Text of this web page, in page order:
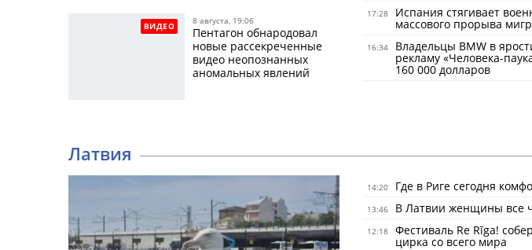
ВИДЕО 8 августа, 19:06
Пентагон обнародовал
новые рассекреченные
видео неопознанных
аномальных явлений
17:28 Испания стягивает
массового прорыва
16:34 Владельцы BMW в
рекламу «Человека-
160 000 долларов
Латвия
14:20 Где в Риге сегодня
13:46 В Латвии женщины все
12:18 Фестиваль Re Rīga!
цирка со всего мира